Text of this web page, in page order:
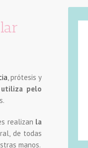
, prótesis y
utiliza pelo
realizan la
de todas
manos.